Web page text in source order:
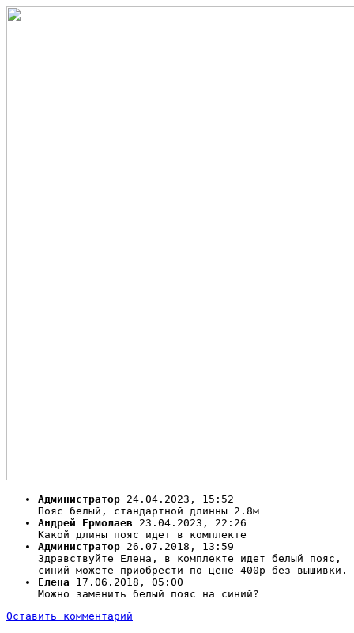
Администратор 24.04.2023, 15:52
Пояс белый, стандартной длинны 2.8м
Андрей Ермолаев 23.04.2023, 22:26
Какой длины пояс идет в комплекте
Администратор 26.07.2018, 13:59
Здравствуйте Елена, в комплекте идет белый пояс,
синий можете приобрести по цене 400р без вышивки.
Елена 17.06.2018, 05:00
Можно заменить белый пояс на синий?
Оставить комментарий